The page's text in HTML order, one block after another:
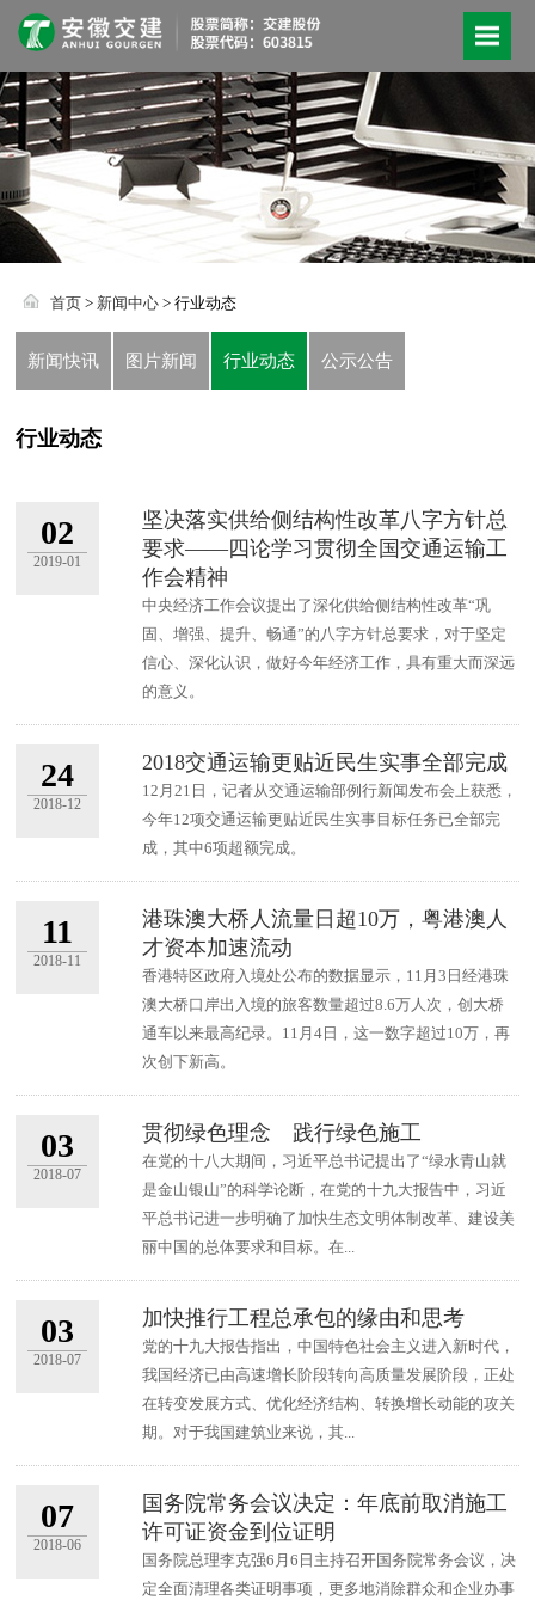
首页 > 新闻中心 > 行业动态
新闻快讯 图片新闻 行业动态 公示公告
行业动态
02
2019-01
坚决落实供给侧结构性改革八字方针总
要求——四论学习贯彻全国交通运输工
作会精神
中央经济工作会议提出了深化供给侧结构性改革“巩
固、增强、提升、畅通”的八字方针总要求，对于坚定
信心、深化认识，做好今年经济工作，具有重大而深远
的意义。
24
2018-12
2018交通运输更贴近民生实事全部完成
12月21日，记者从交通运输部例行新闻发布会上获悉，
今年12项交通运输更贴近民生实事目标任务已全部完
成，其中6项超额完成。
11
2018-11
港珠澳大桥人流量日超10万，粤港澳人
才资本加速流动
香港特区政府入境处公布的数据显示，11月3日经港珠
澳大桥口岸出入境的旅客数量超过8.6万人次，创大桥
通车以来最高纪录。11月4日，这一数字超过10万，再
次创下新高。
03
2018-07
贯彻绿色理念 践行绿色施工
在党的十八大期间，习近平总书记提出了“绿水青山就
是金山银山”的科学论断，在党的十九大报告中，习近
平总书记进一步明确了加快生态文明体制改革、建设美
丽中国的总体要求和目标。在...
03
2018-07
加快推行工程总承包的缘由和思考
党的十九大报告指出，中国特色社会主义进入新时代，
我国经济已由高速增长阶段转向高质量发展阶段，正处
在转变发展方式、优化经济结构、转换增长动能的攻关
期。对于我国建筑业来说，其...
07
2018-06
国务院常务会议决定：年底前取消施工
许可证资金到位证明
国务院总理李克强6月6日主持召开国务院常务会议，决
定全面清理各类证明事项，更多地消除群众和企业办事